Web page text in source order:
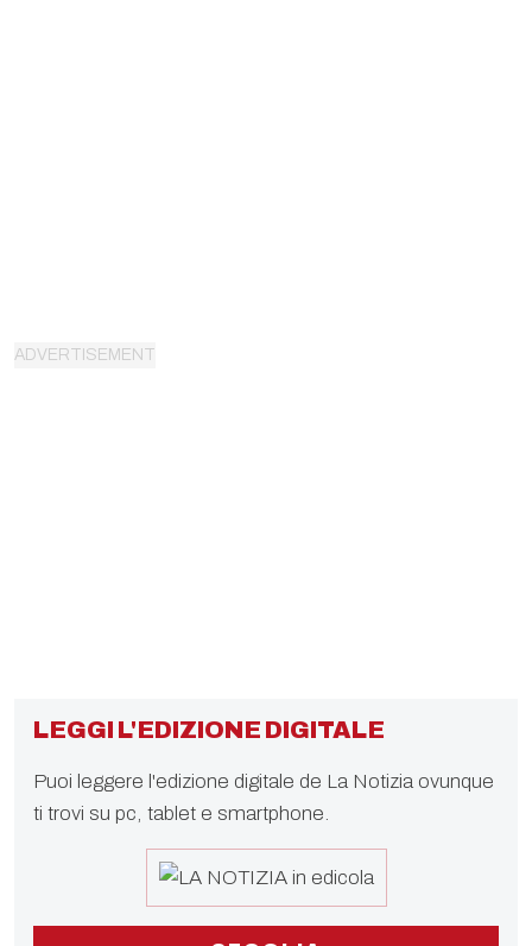
LEGGI L'EDIZIONE DIGITALE
Puoi leggere l'edizione digitale de La Notizia ovunque
ti trovi su pc, tablet e smartphone.